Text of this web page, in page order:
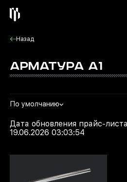
Назад
АРМАТУРА А1
По умолчанию
Дата обновления прайс-
19.06.2026 03:03:54